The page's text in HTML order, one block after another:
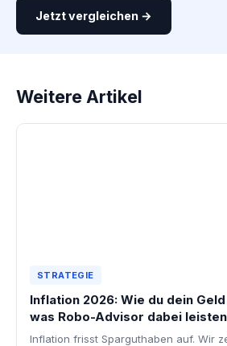
Jetzt vergleichen →
Weitere Artikel
STRATEGIE
Inflation 2026: Wie du dein
was Robo-Advisor dabei leisten
Inflation frisst Sparguthaben auf. Wir